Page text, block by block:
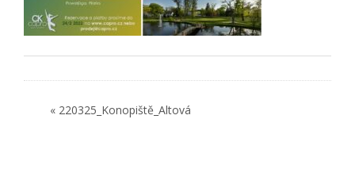
« 220325_Konopiště_Altová